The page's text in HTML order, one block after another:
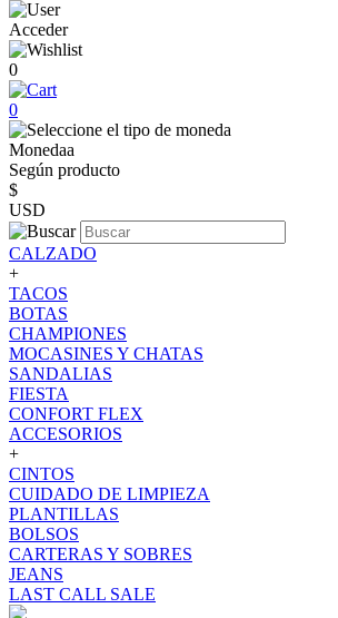
Acceder
0
0
Monedaa
Según producto
$
USD
CALZADO
+
TACOS
BOTAS
CHAMPIONES
MOCASINES Y CHATAS
SANDALIAS
FIESTA
CONFORT FLEX
ACCESORIOS
+
CINTOS
CUIDADO DE LIMPIEZA
PLANTILLAS
BOLSOS
CARTERAS Y SOBRES
JEANS
LAST CALL SALE